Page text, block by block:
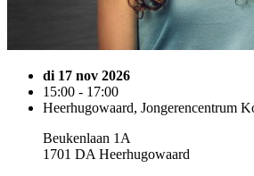
di 17 nov 2026
15:00 - 17:00
Heerhugowaard, Jongerencentrum
Beukenlaan 1A
1701 DA Heerhugowaard